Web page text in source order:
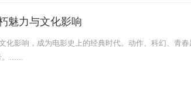
魅力与文化影响
化影响，成为电影史上的经典时代。动作、科幻、青春
。......